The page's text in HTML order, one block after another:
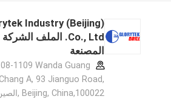
Industry (Beijing)
Co., Ltd. الملف الشركة
المصنعة
1109 Wanda Guang
A, 93 Jianguo Road,
Beijing, China,100022 ,الصين